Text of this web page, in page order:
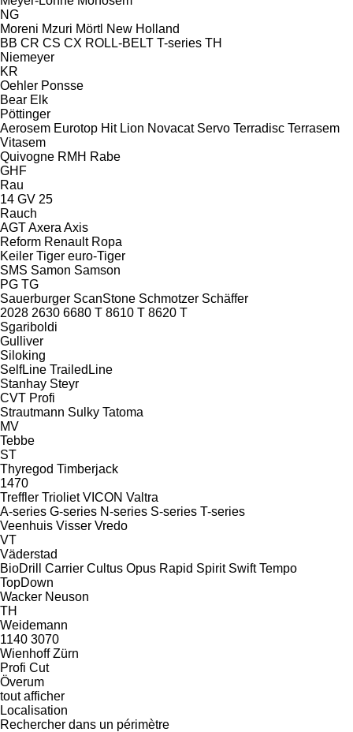
NG
Moreni Mzuri Mörtl New Holland
BB CR CS CX ROLL-BELT T-series TH
Niemeyer
KR
Oehler Ponsse
Bear Elk
Pöttinger
Aerosem Eurotop Hit Lion Novacat Servo Terradisc Terrasem
Vitasem
Quivogne RMH Rabe
GHF
Rau
14 GV 25
Rauch
AGTAxera Axis
Reform Renault Ropa
Keiler Tiger euro-Tiger
SMS Samon Samson
PG TG
Sauerburger ScanStone Schmotzer Schäffer
2028 2630 6680 T 8610 T 8620 T
Sgariboldi
Gulliver
Siloking
SelfLine TrailedLine
Stanhay Steyr
CVT Profi
Strautmann Sulky Tatoma
MV
Tebbe
ST
Thyregod Timberjack
1470
Treffler Trioliet VICON Valtra
A-series G-series N-series S-series T-series
Veenhuis Visser Vredo
VT
Väderstad
BioDrill
Carrier Cultus Opus Rapid Spirit Swift Tempo
TopDown
Wacker Neuson
TH
Weidemann
1140 3070
Wienhoff Zürn
Profi Cut
Överum
tout afficher
Localisation
Rechercher dans un périmètre